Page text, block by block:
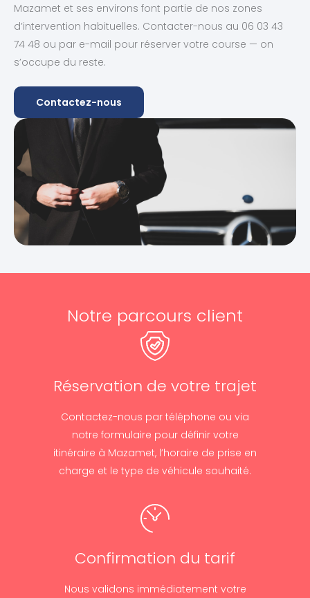
Mazamet et ses environs font partie de nos zones
d’intervention habituelles. Contacter-nous au 06 03 43
74 48 ou par e-mail pour réserver votre course — on
s’occupe du reste.
Contactez-nous
Notre parcours client
Réservation de votre trajet
Contactez-nous par téléphone ou via
notre formulaire pour définir votre
itinéraire à Mazamet, l’horaire de prise en
charge et le type de véhicule souhaité.
Confirmation du tarif
Nous validons immédiatement votre